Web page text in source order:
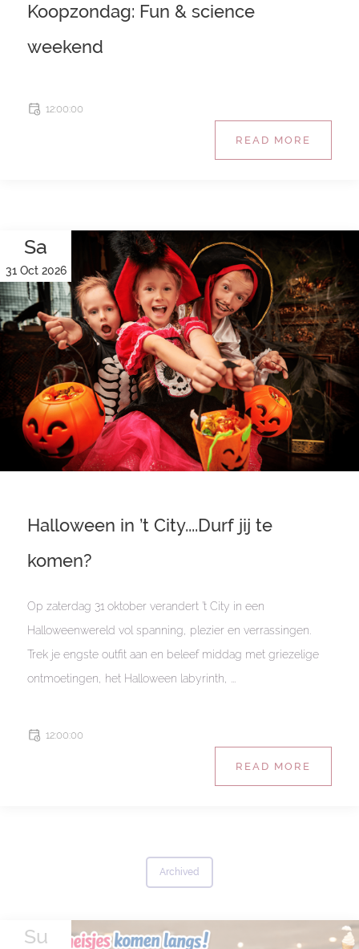
Koopzondag: Fun & science
weekend
12:00:00
READ MORE
Sa
31 Oct 2026
Halloween in ’t City....Durf jij te
komen?
Op zaterdag 31 oktober verandert ’t City in een
Halloweenwereld vol spanning, plezier en verrassingen.
Trek je engste outfit aan en beleef middag met griezelige
ontmoetingen, het Halloween labyrinth, ...
12:00:00
READ MORE
Archived
Su